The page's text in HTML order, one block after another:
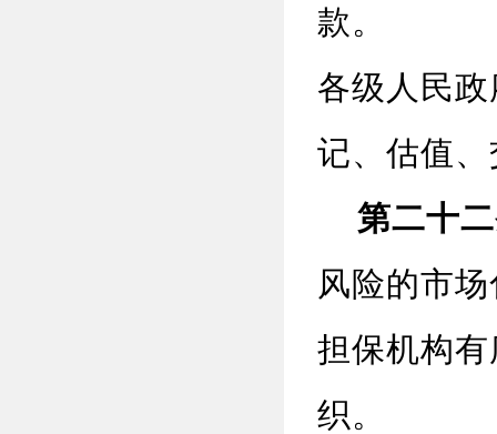
款。
各级人民
记、估值
第二十
风险的市
担保机构
织。